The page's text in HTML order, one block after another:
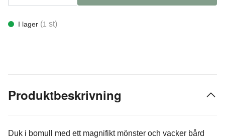
I lager (1 st)
Produktbeskrivning
Duk i bomull med ett magnifikt mönster och vacker bård